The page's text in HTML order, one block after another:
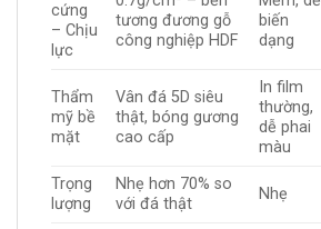
cứng
– Chịu
lực
tương đương gỗ
công nghiệp HDF
biến
dạng
Thẩm
mỹ bề
mặt
Vân đá 5D siêu
thật, bóng gương
cao cấp
In film
thường,
dễ phai
màu
Trọng
lượng
Nhẹ hơn 70% so
với đá thật
Nhẹ